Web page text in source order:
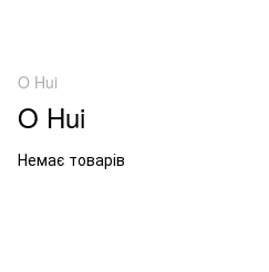
O Hui
O Hui
Немає товарів